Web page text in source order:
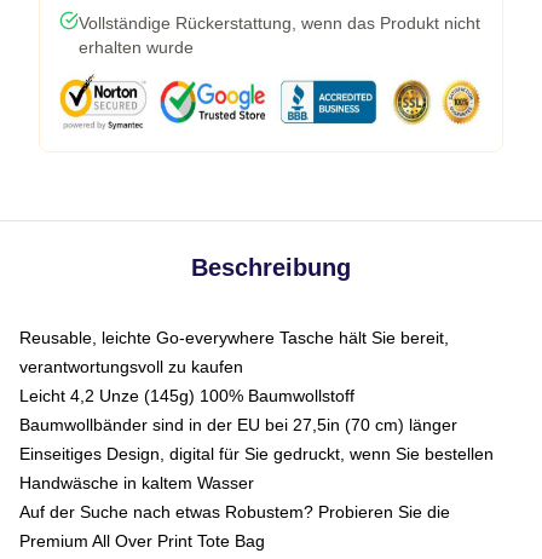
Vollständige Rückerstattung, wenn das Produkt nicht
erhalten wurde
Beschreibung
Reusable, leichte Go-everywhere Tasche hält Sie bereit,
verantwortungsvoll zu kaufen
Leicht 4,2 Unze (145g) 100% Baumwollstoff
Baumwollbänder sind in der EU bei 27,5in (70 cm) länger
Einseitiges Design, digital für Sie gedruckt, wenn Sie bestellen
Handwäsche in kaltem Wasser
Auf der Suche nach etwas Robustem? Probieren Sie die
Premium All Over Print Tote Bag